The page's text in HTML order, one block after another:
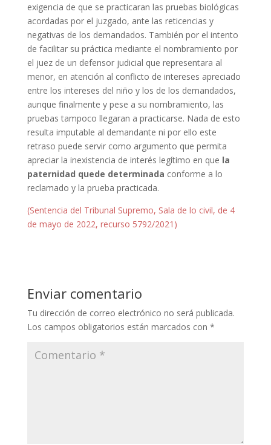
exigencia de que se practicaran las pruebas biológicas
acordadas por el juzgado, ante las reticencias y
negativas de los demandados. También por el intento
de facilitar su práctica mediante el nombramiento por
el juez de un defensor judicial que representara al
menor, en atención al conflicto de intereses apreciado
entre los intereses del niño y los de los demandados,
aunque finalmente y pese a su nombramiento, las
pruebas tampoco llegaran a practicarse. Nada de esto
resulta imputable al demandante ni por ello este
retraso puede servir como argumento que permita
apreciar la inexistencia de interés legítimo en que la
paternidad quede determinada conforme a lo
reclamado y la prueba practicada.
(Sentencia del Tribunal Supremo, Sala de lo civil, de 4
de mayo de 2022, recurso 5792/2021)
Enviar comentario
Tu dirección de correo electrónico no será publicada.
Los campos obligatorios están marcados con *